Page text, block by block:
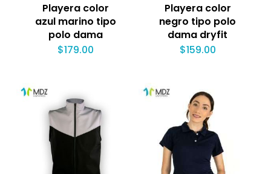
Playera color
azul marino tipo
polo dama
$179.00
Playera color
negro tipo polo
dama dryfit
$159.00